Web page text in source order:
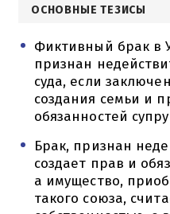
ОСНОВНЫЕ ТЕЗИСЫ
Фиктивный брак в
признан
суда, если
создания семьи и
обязанностей
Брак, признан
создает прав и
а имущество,
такого союза,